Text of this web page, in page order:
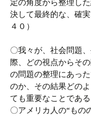
定の角度から整理し
決して最終的な、確
４０）
〇我々が、社会問題
際、どの視点からそ
の問題の整理にあっ
のか、その結果どの
ても重要なことである
〇アメリカ人の“もの